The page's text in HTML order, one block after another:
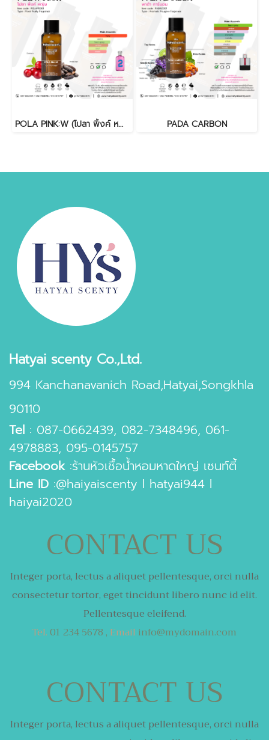
POLA PINK:W (โปลา พิ้งค์ หญิง) PADA CARBON
Hatyai scenty Co.,Ltd.
994 Kanchanavanich Road,Hatyai,Songkhla
90110
Tel : 087-0662439, 082-7348496, 061-
4978883, 095-0145757
Facebook:ร้านหัวเชื้อน้ำหอมหาดใหญ่ เซนท์ตี้
Line ID :@haiyaiscenty l hatyai944 l
haiyai2020
CONTACT US
Integer porta, lectus a aliquet pellentesque,orci nulla
consectetur tortor,eget tincidunt libero nunc id elit.
Pellentesque eleifend.
Tel.01 234 5678 , Email info@mydomain.com
CONTACT US
Integer porta, lectus a aliquet pellentesque,orci nulla